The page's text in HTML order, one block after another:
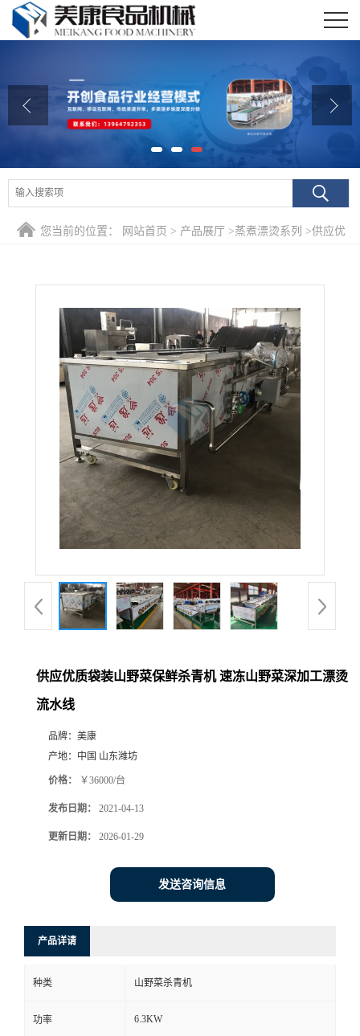
公司介绍
公司动态
产品展厅
联系我们
您当前的位置： 网站首页 > 产品展厅 >蒸煮漂烫系列 >供应优
供应优质袋装山野菜保鲜杀青机 速冻山野菜深加工漂烫
流水线
品牌： 美康
产地： 中国 山东潍坊
价格： ￥36000/台
发布日期： 2021-04-13
更新日期： 2026-01-29
发送咨询信息
产品详请
种类 山野菜杀青机
功率 6.3KW